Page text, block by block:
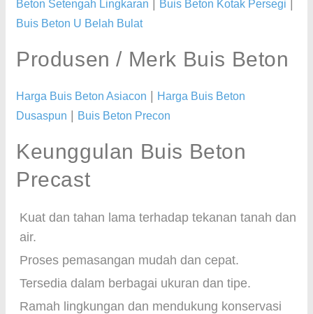
Beton Setengah Lingkaran
Buis Beton Kotak Persegi
Buis Beton U Belah Bulat
Produsen / Merk Buis Beton
Harga Buis Beton Asiacon
Harga Buis Beton
Dusaspun
Buis Beton Precon
Keunggulan Buis Beton
Precast
Kuat dan tahan lama terhadap tekanan tanah dan
air.
Proses pemasangan mudah dan cepat.
Tersedia dalam berbagai ukuran dan tipe.
Ramah lingkungan dan mendukung konservasi